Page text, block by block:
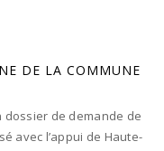
DE LA COMMUNE
dossier de demande de
avec l’appui de Haute-